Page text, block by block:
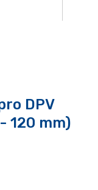
DPV
120 mm)